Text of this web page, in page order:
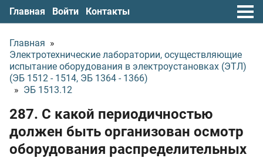
Главная Войти Контакты
Главная »
Электротехнические лаборатории, осуществляющие
испытание оборудования в электроустановках (ЭТЛ)
(ЭБ 1512 - 1514, ЭБ 1364 - 1366)
» ЭБ 1513.12
287. С какой периодичностью
должен быть организован осмотр
оборудования распределительных